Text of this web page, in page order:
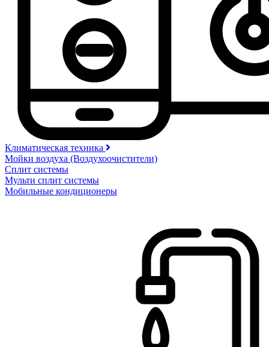
Климатическая техника
Мойки воздуха (Воздухоочистители)
Сплит системы
Мульти сплит системы
Мобильные кондиционеры